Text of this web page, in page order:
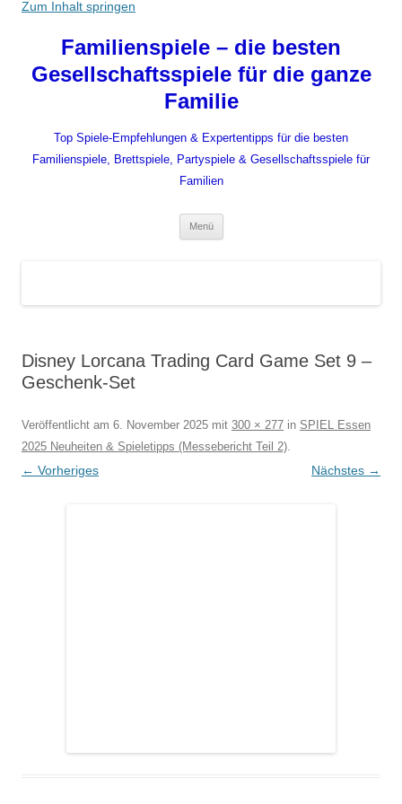
Zum Inhalt springen
Familienspiele – die besten
Gesellschaftsspiele für die ganze
Familie
Top Spiele-Empfehlungen & Expertentipps für die besten
Familienspiele, Brettspiele, Partyspiele & Gesellschaftsspiele für
Familien
Menü
Disney Lorcana Trading Card Game Set 9 –
Geschenk-Set
Veröffentlicht am 6. November 2025 mit 300 × 277 in SPIEL Essen
2025 Neuheiten & Spieletipps (Messebericht Teil 2).
← Vorheriges Nächstes →